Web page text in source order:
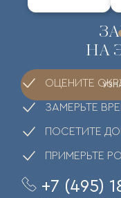
НА
ОЦЕНИТЕ
ЗАМЕРЬТЕ
ПОСЕТИТЕ
ПРИМЕРЬТЕ
+7 (495)